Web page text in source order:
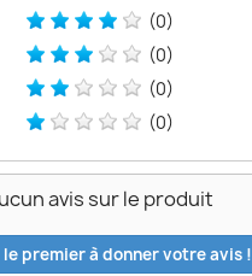
(0)
(0)
(0)
(0)
avis sur le produit
le premier à donner votre avis !